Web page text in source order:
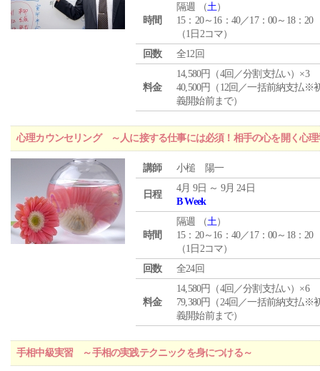
時間
隔週 （土）
15：20～16：40／17：00～18：20
（1日2コマ）
回数
全12回
料金
14,580円（4回／分割支払い）×3
40,500円（12回／一括前納支払※
義開始前まで）
心理カウンセリング ～人に接する仕事には必須！相手の心を開く心理
講師 小槌 陽一
日程
4月 9日 ～ 9月 24日
B Week
時間
隔週 （土）
15：20～16：40／17：00～18：20
（1日2コマ）
回数
全24回
料金
14,580円（4回／分割支払い）×6
79,380円（24回／一括前納支払※
義開始前まで）
手相中級実習 ～手相の実践テクニックを身につける～